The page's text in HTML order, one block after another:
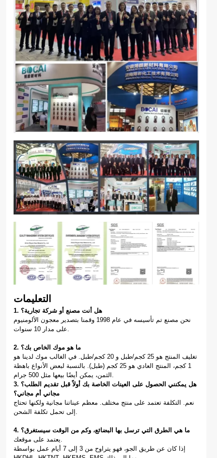
التعليمات
1. هل أنت مصنع أو شركة تجارية؟
نحن مصنع تم تأسيسه في عام 1998 وقمنا بتصدير معجون الألومنيوم
2. ما هو موك الخاص بك؟
تغليف المنتج هو 25 كجم/طبل و 20 كجم/طبل. في الغالب موك لدينا هو
1 كجم، المنتج العادي هو 25 كجم (طبل). بالنسبة لبعض الأنواع باهظة
3. هل يمكنني الحصول على العينات الخاصة بك أولاً قبل تقديم الطلب؟
مجاني أم مجاني؟
نعم. التكلفة تعتمد على منتج مختلف. معظم عيناتنا مجانية ولكنها تحتاج
4. ما هي الطرق التي ترسل بها البضائع، وكم من الوقت سيستغرق؟
إذا كان عن طريق الجو، فهو يتراوح من 3 إلى 7 أيام عمل بواسطة